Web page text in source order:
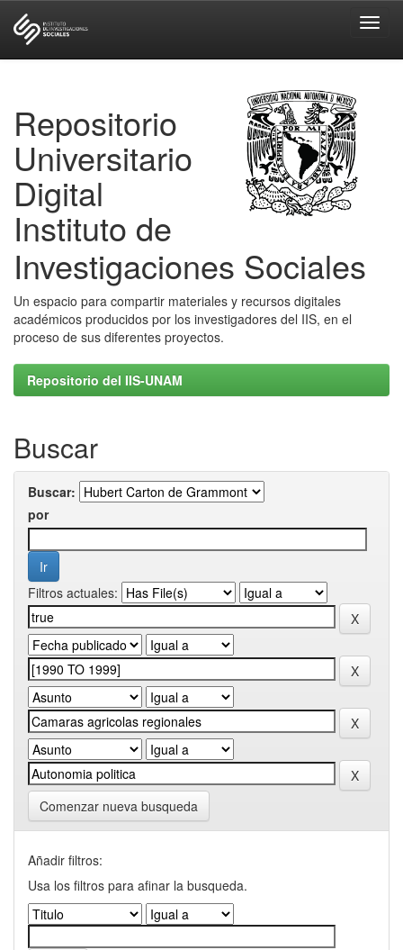
Repositorio
Universitario
Digital
Instituto de
Investigaciones Sociales
Un espacio para compartir materiales y recursos digitales
académicos producidos por los investigadores del IIS, en el
proceso de sus diferentes proyectos.
Repositorio del IIS-UNAM
Buscar
Buscar:
por
Filtros actuales:
Comenzar nueva busqueda
Añadir filtros:
Usa los filtros para afinar la busqueda.